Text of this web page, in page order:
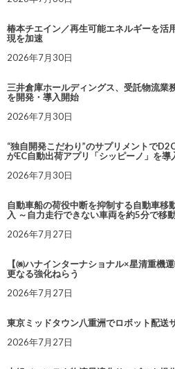
椿本チエイン／再生可能エネルギーを活
現を加速
2026年7月30日
三井倉庫ホールディングス、受託物流業
を開発・導入開始
2026年7月30日
“独自開発こだわり”のサプリメントで
がEC自動出荷アプリ「シッピーノ」を導
2026年7月30日
自動車船の荷役中断を抑制する自動車移
入 ～自力走行できない車両を約5分で移
2026年7月27日
【㈱ハナインターナショナル×星清重機
更なる強化ねらう
2026年7月27日
東京ミッドタウン八重洲でロボット配送
2026年7月27日